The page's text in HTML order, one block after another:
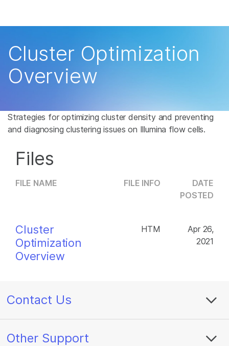
学习
支持
Cluster Optimization
Overview
Strategies for optimizing cluster density and preventing
and diagnosing clustering issues on Illumina flow cells.
Files
FILE NAME FILE INFO
DATE
POSTED
Cluster
Optimization
Overview
HTM
Apr 26,
2021
Contact Us
Other Support
癌症研究
微生物学
农业基因组学
临床肿瘤学